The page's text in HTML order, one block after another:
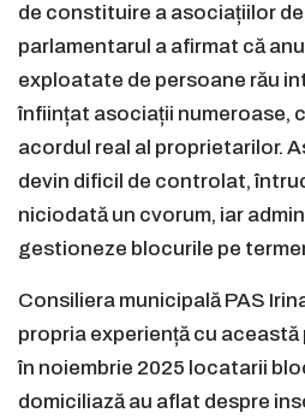
de constituire a asociațiilor
parlamentarul a afirmat că
exploatate de persoane rău
înființat asociații numeroase,
acordul real al proprietarilor.
devin dificil de controlat,
niciodată un cvorum, iar
gestioneze blocurile pe
Consiliera municipală PAS
propria experiență cu această
în noiembrie 2025 locatarii
domiciliază au aflat despre